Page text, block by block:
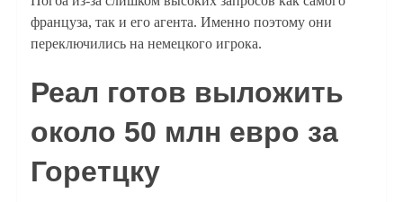
француза, так и его агента. Именно поэтому они
переключились на немецкого игрока.
Реал готов выложить
около 50 млн евро за
Горетцку